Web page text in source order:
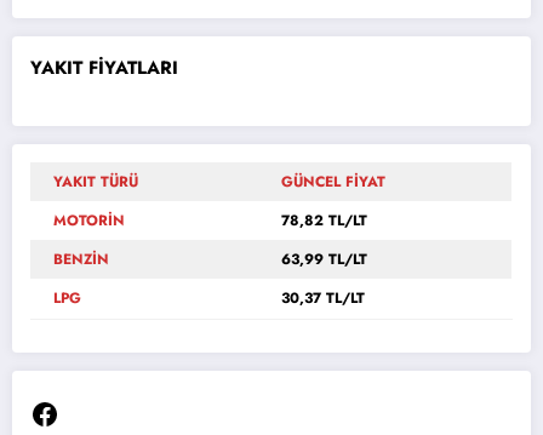
YAKIT FİYATLARI
YAKIT TÜRÜ
GÜNCEL FİYAT
MOTORİN
78,82 TL/LT
BENZİN
63,99 TL/LT
LPG
30,37 TL/LT
Facebook